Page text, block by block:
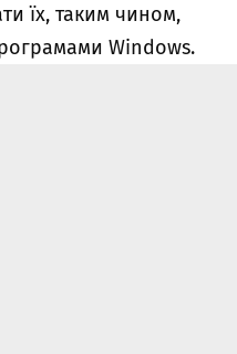
їх, таким чином,
Windows.